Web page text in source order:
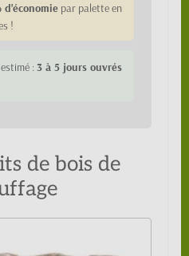
d'économie par palette en
!
: 3 à 5 jours ouvrés
de bois de